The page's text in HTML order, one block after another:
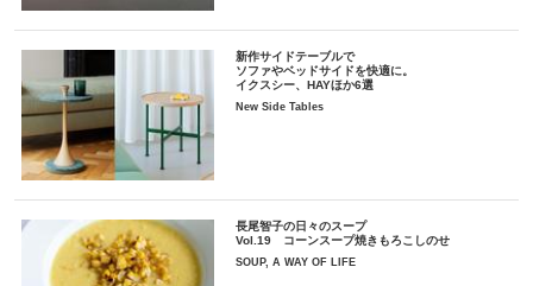
新作サイドテーブルで
ソファやベッドサイドを快適に。
イクスシー、HAYほか6選
New Side Tables
長尾智子の日々のスープ
Vol.19 コーンスープ焼きもろこしのせ
SOUP, A WAY OF LIFE